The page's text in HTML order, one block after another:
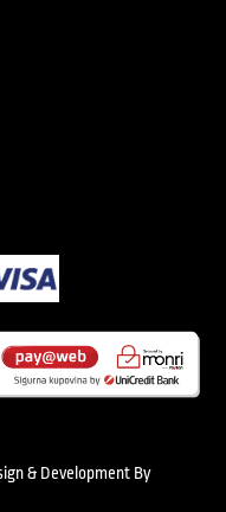
& Development By